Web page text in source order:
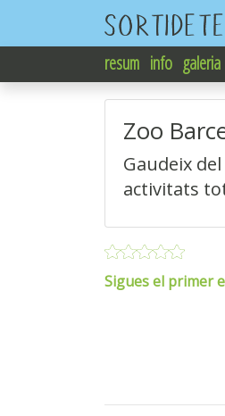
resum info galeria
Zoo
Gaudeix
activitats
Sigues el primer